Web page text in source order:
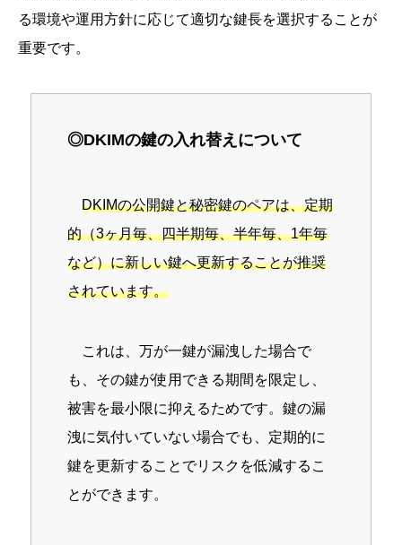
る環境や運用方針に応じて適切な鍵長を選択することが
重要です。
◎DKIMの鍵の入れ替えについて
DKIMの公開鍵と秘密鍵のペアは、定期
的（3ヶ月毎、四半期毎、半年毎、1年毎
など）に新しい鍵へ更新することが推奨
されています。
これは、万が一鍵が漏洩した場合で
も、その鍵が使用できる期間を限定し、
被害を最小限に抑えるためです。鍵の漏
洩に気付いていない場合でも、定期的に
鍵を更新することでリスクを低減するこ
とができます。